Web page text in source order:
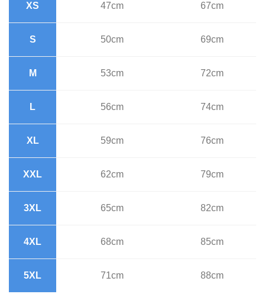
XS 47cm 67cm
S 50cm 69cm
M 53cm 72cm
L 56cm 74cm
XL 59cm 76cm
XXL 62cm 79cm
3XL 65cm 82cm
4XL 68cm 85cm
5XL 71cm 88cm